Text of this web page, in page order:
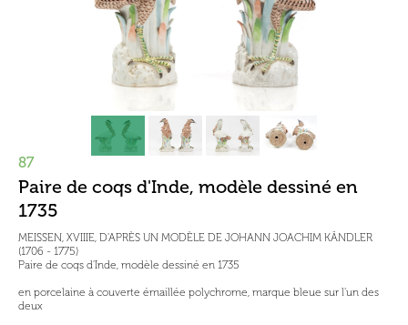
87
Paire de coqs d'Inde, modèle dessiné en
1735
MEISSEN, XVIIIE, D'APRÈS UN MODÈLE DE JOHANN JOACHIM KÄNDLER
(1706 - 1775)
Paire de coqs d'Inde, modèle dessiné en 1735
en porcelaine à couverte émaillée polychrome, marque bleue sur l'un des
deux